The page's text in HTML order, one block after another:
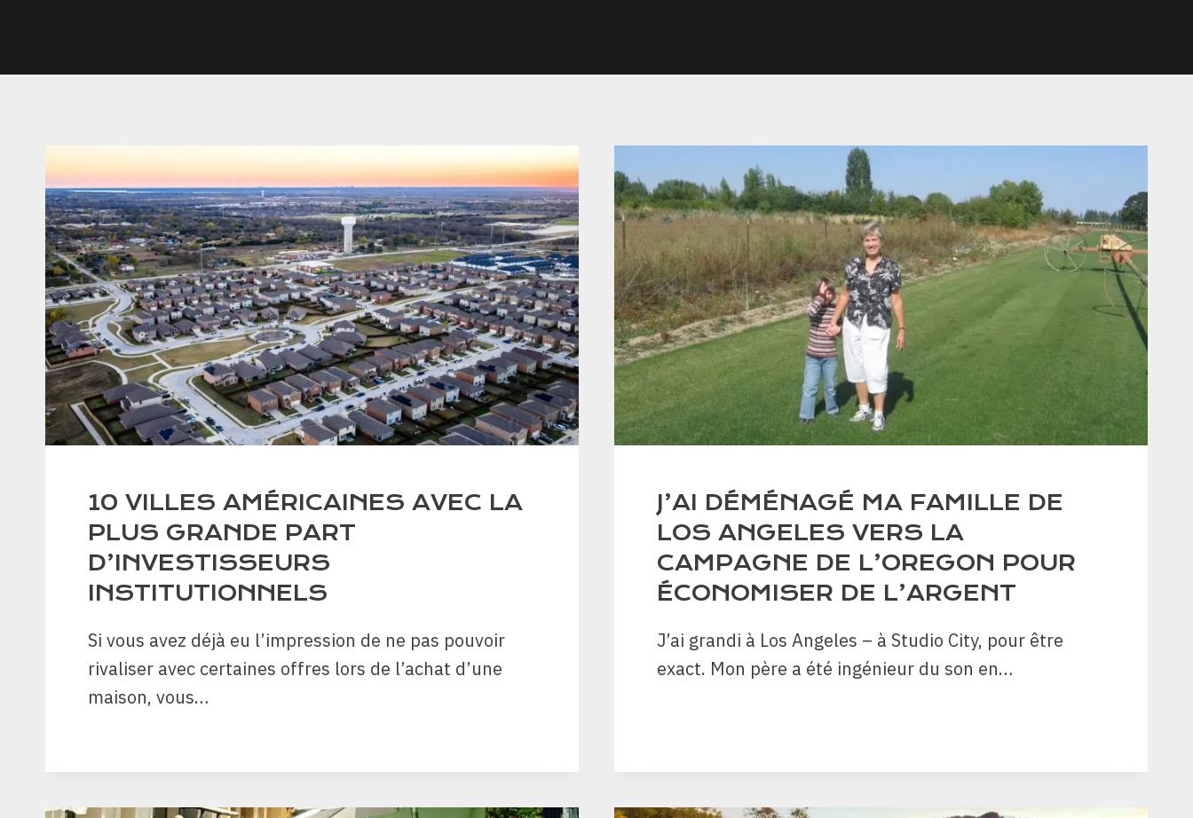
10 VILLES AMÉRICAINES AVEC LA
PLUS GRANDE PART
D’INVESTISSEURS
INSTITUTIONNELS
Si vous avez déjà eu l’impression de ne pas pouvoir
rivaliser avec certaines offres lors de l’achat d’une
maison, vous…
J’AI DÉMÉNAGÉ MA FAMILLE DE
LOS ANGELES VERS LA
CAMPAGNE DE L’OREGON POUR
ÉCONOMISER DE L’ARGENT
J’ai grandi à Los Angeles – à Studio City, pour être
exact. Mon père a été ingénieur du son en…